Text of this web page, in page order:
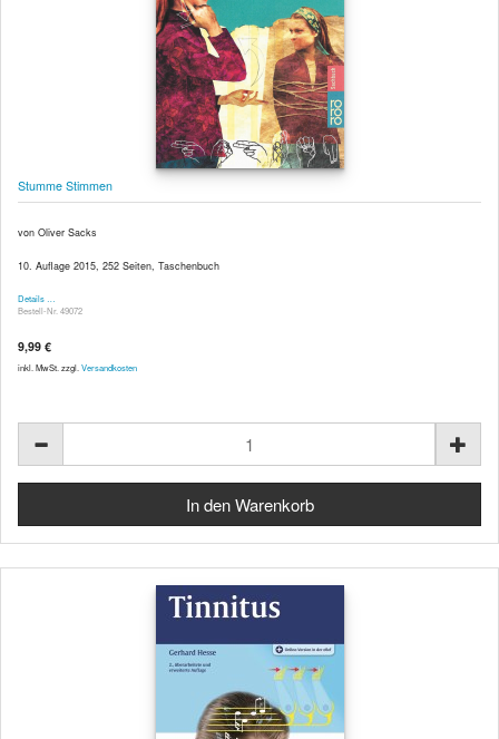
Stumme Stimmen
von Oliver Sacks
10. Auflage 2015, 252 Seiten, Taschenbuch
Details …
Bestell-Nr. 49072
9,99 €
inkl. MwSt. zzgl. Versandkosten